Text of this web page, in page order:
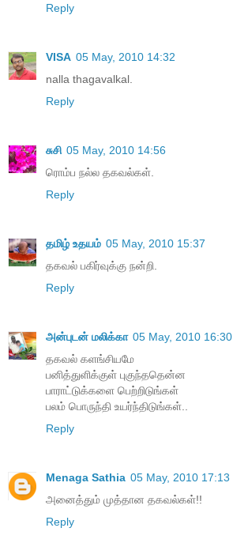
Reply
VISA 05 May, 2010 14:32
nalla thagavalkal.
Reply
சுசி 05 May, 2010 14:56
ரொம்ப நல்ல தகவல்கள்.
Reply
தமிழ் உதயம் 05 May, 2010 15:37
தகவல் பகிர்வுக்கு நன்றி.
Reply
அன்புடன் மலிக்கா 05 May, 2010 16:30
தகவல் களங்சியமே
பனித்துளிக்குள் புகுந்ததென்ன
பாராட்டுக்களை பெற்றிடுங்கள்
பலம் பொருந்தி உயர்ந்திடுங்கள்..
Reply
Menaga Sathia 05 May, 2010 17:13
அனைத்தும் முத்தான தகவல்கள்!!
Reply